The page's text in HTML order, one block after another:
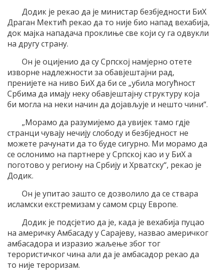
Додик је рекао да је министар безбједности БиХ
Драган Мектић рекао да то није био напад вехабија,
док мајка нападача проклиње све који су га одвукли
на другу страну.
Он је оцијенио да су Српској намјерно отете
изворне надлежности за обавјештајни рад,
пренијете на ниво БиХ да би се „убила могућност
Србима да имају неку обавјештајну структуру која
би могла на неки начин да дојављује и нешто чини“.
„Морамо да разумијемо да увијек тамо гдје
странци чувају нечију слободу и безбједност не
можете рачунати да то буде сигурно. Ми морамо да
се ослонимо на партнере у Српској као и у БиХ а
поготово у региону на Србију и Хрватску“, рекао је
Додик.
Он је упитао зашто се дозволило да се ствара
исламски екстремизам у самом срцу Европе.
Додик је подсјетио да је, када је вехабија пуцао
на америчку Амбасаду у Сарајеву, назвао америчког
амбасадора и изразио жаљење због тог
терористичког чина али да је амбасадор рекао да
то није тероризам.